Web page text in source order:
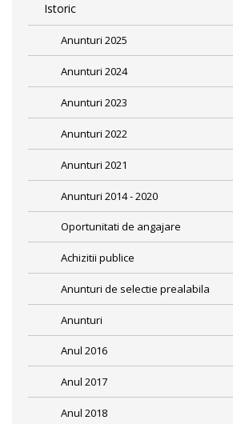
Istoric
Anunturi 2025
Anunturi 2024
Anunturi 2023
Anunturi 2022
Anunturi 2021
Anunturi 2014 - 2020
Oportunitati de angajare
Achizitii publice
Anunturi de selectie prealabila
Anunturi
Anul 2016
Anul 2017
Anul 2018